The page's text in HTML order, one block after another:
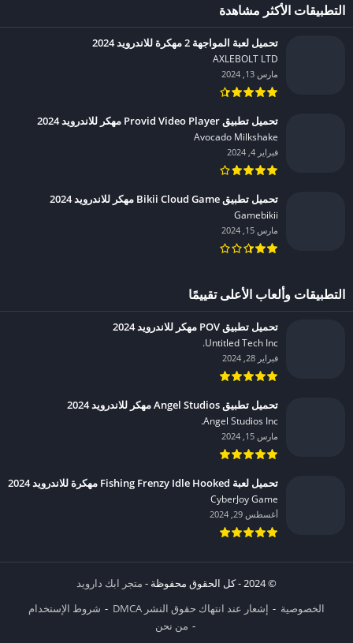
التطبيقات الأكثر مشاهدة
تحميل لعبة المواجهة 2 مهكرة للاندرويد 2024
AXLEBOLT LTD‏
مارس 13, 2024
تحميل تطبيق Provid Video Player مهكر للاندرويد 2024
Avocado Milkshake‏
فبراير 4, 2024
تحميل تطبيق Bikii Cloud Game مهكر للاندرويد 2024
Gamebikii‏
مارس 15, 2024
التطبيقات وألعاب الأعلى تقييمًا
تحميل تطبيق POV مهكر للاندرويد 2024
Untitled Tech Inc.‏
فبراير 28, 2024
تحميل تطبيق Angel Studios مهكر للاندرويد 2024
Angel Studios Inc.‏
مارس 15, 2024
تحميل لعبة Fishing Frenzy Idle Hooked مهكرة للاندرويد 2024
CyberJoy Game‏
أغسطس 29, 2024
© 2024 - كل الحقوق محفوظة -
متجر ابك دارويد
الخصوصية
إشعار عند انتهاك حقوق النشر DMCA
شروط الإستخدام
من نحن